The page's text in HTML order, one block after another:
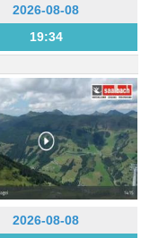
2026-08-08
19:34
2026-08-08